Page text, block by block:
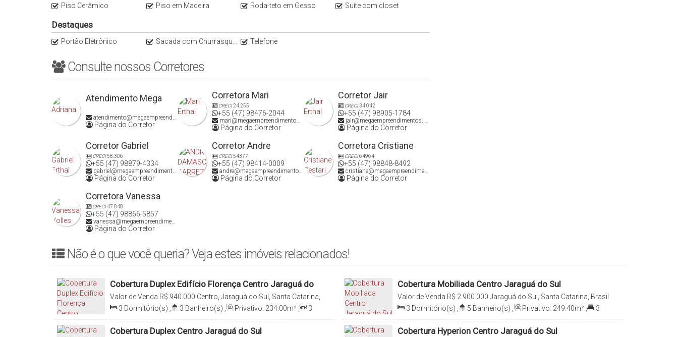
Piso Cerâmico Piso em Madeira Roda-teto em Gesso Suíte com closet
Destaques
Portão Eletrônico Sacada com Churrasqueira Telefone
Consulte nossos Corretores
Atendimento Mega
atendimento@megaempreendimentos.com
Página do Corretor
Corretora Mari
CRECI24.255
+55 (47) 98476-2044
mari@megaempreendimentos.com
Página do Corretor
Corretor Jair
CRECI34.042
+55 (47) 98905-1784
jair@megaempreendimentos.com
Página do Corretor
Corretor Gabriel
CRECI58.306
+55 (47) 98879-4334
gabriel@megaempreendimentos.com
Página do Corretor
Corretor Andre
CRECI54377
+55 (47) 98414-0009
andre@megaempreendimentos.com
Página do Corretor
Corretora Cristiane
CRECI64964
+55 (47) 98848-8492
cristiane@megaempreendimentos.com
Página do Corretor
Corretora Vanessa
CRECI47.848
+55 (47) 98866-5857
vanessa@megaempreendimentos.com
Página do Corretor
Não é o que você queria? Veja estes imóveis relacionados!
Cobertura Duplex Edifício Florença Centro Jaraguá do
Sul
R$ 940.000
Valor de Venda
Centro, Jaraguá do Sul, Santa Catarina,
Brasil
3 Dormitório(s) 3 Banheiro(s) Privativo: 234.00m²
3
Cobertura Mobiliada Centro Jaraguá do Sul
R$ 2.900.000
Valor de Venda
Jaraguá do Sul, Santa Catarina, Brasil
3 Dormitório(s) 5 Banheiro(s) Privativo: 249 .40m²
3
Cobertura Duplex Centro Jaraguá do Sul Cobertura Hyperion Centro Jaraguá do Sul